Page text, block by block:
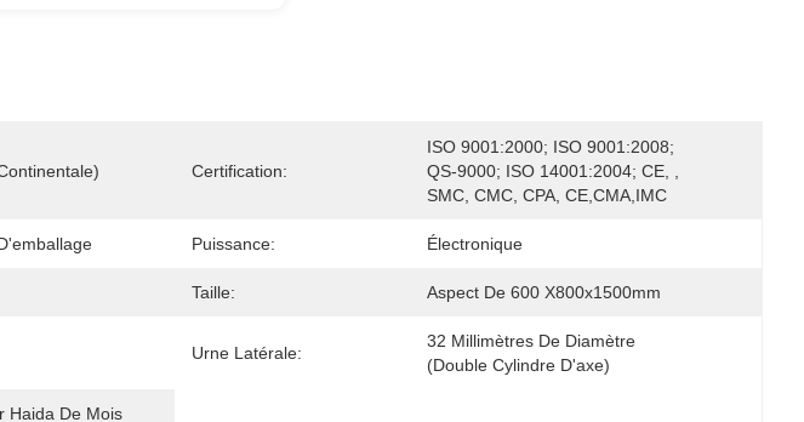
Certification:
ISO 9001:2000; ISO 9001:2008;
QS-9000; ISO 14001:2004; CE, ,
SMC, CMC, CPA, CE,CMA,IMC
Puissance: Électronique
Taille: Aspect De 600 X800x1500mm
Urne Latérale:
32 Millimètres De Diamètre
(double Cylindre D'axe)
Haida De Mois